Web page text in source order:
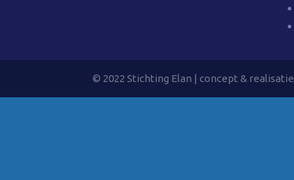
© 2022 Stichting Elan | concept & realisatie